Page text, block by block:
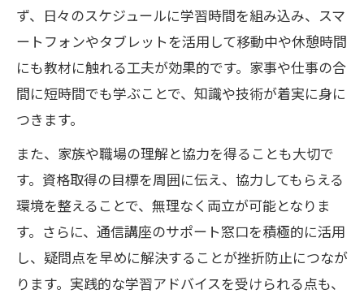
ず、日々のスケジュールに学習時間を組み込み、スマ
ートフォンやタブレットを活用して移動中や休憩時間
にも教材に触れる工夫が効果的です。家事や仕事の合
間に短時間でも学ぶことで、知識や技術が着実に身に
つきます。
また、家族や職場の理解と協力を得ることも大切で
す。資格取得の目標を周囲に伝え、協力してもらえる
環境を整えることで、無理なく両立が可能となりま
す。さらに、通信講座のサポート窓口を積極的に活用
し、疑問点を早めに解決することが挫折防止につなが
ります。実践的な学習アドバイスを受けられる点も、